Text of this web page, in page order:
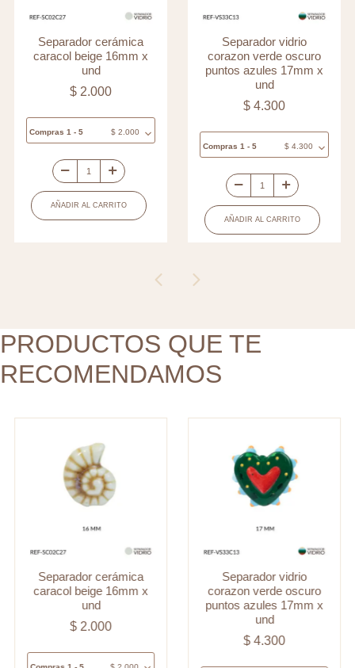
Separador cerámica
caracol beige 16mm x
und
$ 2.000
Compras 1 - 5 $2.000
Separador
cerámica
caracol
AÑADIR AL CARRITO
Separador vidrio
corazon verde oscuro
puntos azules 17mm x
und
$ 4.300
Compras 1 - 5 $4.300
Separador
vidrio
corazon
17mm
AÑADIR AL CARRITO
PRODUCTOS QUE TE
RECOMENDAMOS
Separador cerámica
caracol beige 16mm x
und
$ 2.000
Separador vidrio
corazon verde oscuro
puntos azules 17mm x
und
$ 4.300